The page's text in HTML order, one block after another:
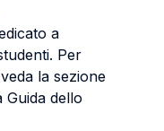
a
Per
la sezione
Guida dello